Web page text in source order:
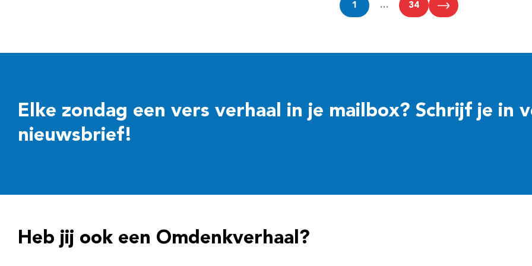
1 … 34
Elke zondag een vers verhaal in je mailbox? Schrijf je in
nieuwsbrief!
Heb jij ook een Omdenkverhaal?